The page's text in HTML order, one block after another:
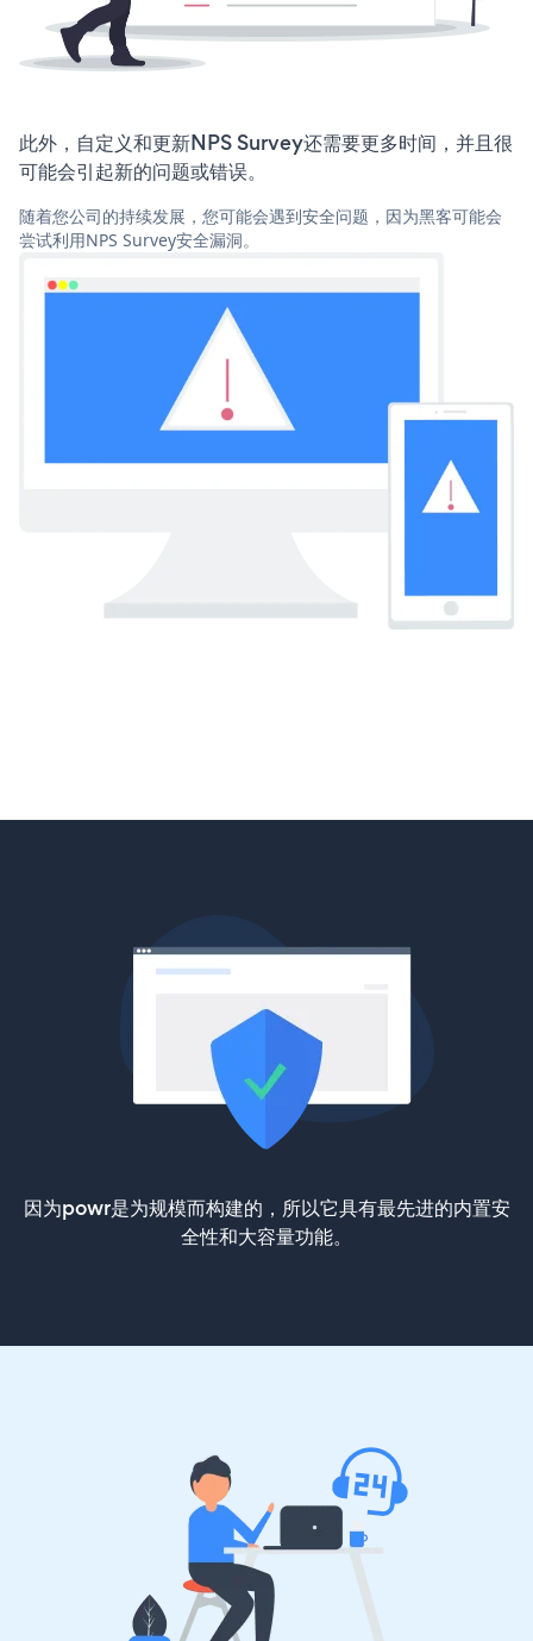
此外，自定义和更新NPS Survey还需要更多时间，并且很
可能会引起新的问题或错误。
随着您公司的持续发展，您可能会遇到安全问题，因为黑客可能会
尝试利用NPS Survey安全漏洞。
因为powr是为规模而构建的，所以它具有最先进的内置安
全性和大容量功能。